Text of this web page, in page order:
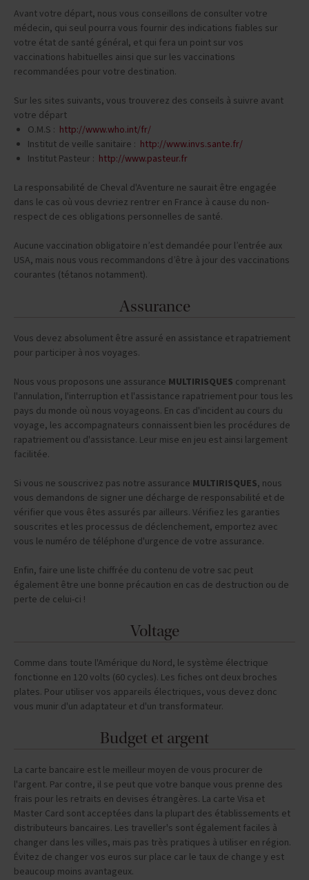
Avant votre départ, nous vous conseillons de consulter votre
médecin, qui seul pourra vous fournir des indications fiables sur
votre état de santé général, et qui fera un point sur vos
vaccinations habituelles ainsi que sur les vaccinations
recommandées pour votre destination.
Sur les sites suivants, vous trouverez des conseils à suivre avant
votre départ
O.M.S : http://www.who.int/fr/
Institut de veille sanitaire : http://www.invs.sante.fr/
Institut Pasteur : http://www.pasteur.fr
La responsabilité de Cheval d'Aventure ne saurait être engagée
dans le cas où vous devriez rentrer en France à cause du non-
respect de ces obligations personnelles de santé.
Aucune vaccination obligatoire n’est demandée pour l’entrée aux
USA, mais nous vous recommandons d’être à jour des vaccinations
courantes (tétanos notamment).
Assurance
Vous devez absolument être assuré en assistance et rapatriement
pour participer à nos voyages.
Nous vous proposons une assurance MULTIRISQUES comprenant
l'annulation, l'interruption et l'assistance rapatriement pour tous les
pays du monde où nous voyageons. En cas d'incident au cours du
voyage, les accompagnateurs connaissent bien les procédures de
rapatriement ou d'assistance. Leur mise en jeu est ainsi largement
facilitée.
Si vous ne souscrivez pas notre assurance MULTIRISQUES, nous
vous demandons de signer une décharge de responsabilité et de
vérifier que vous êtes assurés par ailleurs. Vérifiez les garanties
souscrites et les processus de déclenchement, emportez avec
vous le numéro de téléphone d'urgence de votre assurance.
Enfin, faire une liste chiffrée du contenu de votre sac peut
également être une bonne précaution en cas de destruction ou de
perte de celui-ci !
Voltage
Comme dans toute l'Amérique du Nord, le système électrique
fonctionne en 120 volts (60 cycles). Les fiches ont deux broches
plates. Pour utiliser vos appareils électriques, vous devez donc
vous munir d'un adaptateur et d'un transformateur.
Budget et argent
La carte bancaire est le meilleur moyen de vous procurer de
l'argent. Par contre, il se peut que votre banque vous prenne des
frais pour les retraits en devises étrangères. La carte Visa et
Master Card sont acceptées dans la plupart des établissements et
distributeurs bancaires. Les traveller's sont également faciles à
changer dans les villes, mais pas très pratiques à utiliser en région.
Évitez de changer vos euros sur place car le taux de change y est
beaucoup moins avantageux.